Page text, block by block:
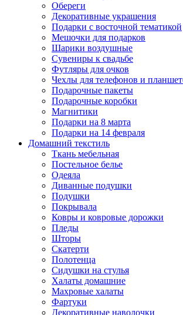
Обереги
Декоративные украшения
Подарки с восточной тематикой
Мешочки для подарков
Шарики воздушные
Сувениры к свадьбе
Футляры для очков
Чехлы для телефонов и
Подарочные пакеты
Подарочные коробки
Магнитики
Подарки на 8 марта
Подарки на 14 февраля
Домашний текстиль
Ткань мебельная
Постельное белье
Одеяла
Диванные подушки
Подушки
Покрывала
Ковры и ковровые дорожки
Пледы
Шторы
Скатерти
Полотенца
Сидушки на стулья
Халаты домашние
Махровые халаты
Фартуки
Декоративные наволочки